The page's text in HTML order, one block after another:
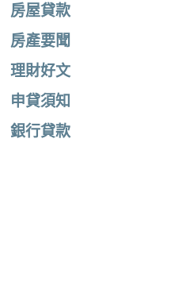
房屋貸款
房產要聞
理財好文
申貸須知
銀行貸款